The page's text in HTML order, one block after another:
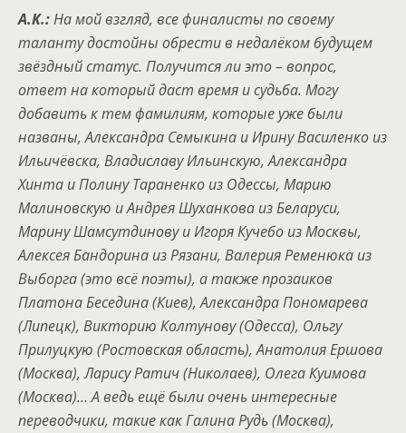
А.К.:На мой взгляд, все финалисты по своему
таланту достойны обрести в недалёком будущем
звёздный статус. Получится ли это – вопрос,
ответ на который даст время и судьба. Могу
добавить к тем фамилиям, которые уже были
названы, Александра Семыкина и Ирину Василенко из
Ильичёвска, Владиславу Ильинскую, Александра
Хинта и Полину Тараненко из Одессы, Марию
Малиновскую и Андрея Шуханкова из Беларуси,
Марину Шамсутдинову и Игоря Кучебо из Москвы,
Алексея Бандорина из Рязани, Валерия Ременюка из
Выборга (это всё поэты), а также прозаиков
Платона Беседина (Киев), Александра Пономарева
(Липецк), Викторию Колтунову (Одесса), Ольгу
Прилуцкую (Ростовская область), Анатолия Ершова
(Москва), Ларису Ратич (Николаев), Олега Куимова
(Москва)… А ведь ещё были очень интересные
переводчики, такие как Галина Рудь (Москва),